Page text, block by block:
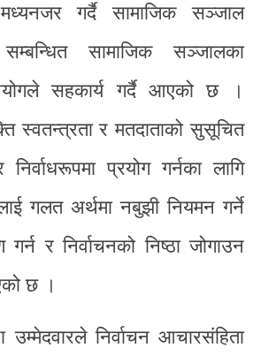
गर्दै सामाजिक सञ्जाल
सामाजिक सञ्जालका
सहकार्य गर्दै आएको छ ।
स्वतन्त्रता र मतदाताको सुसूचित
प्रयोग गर्नका लागि
गलत अर्थमा नबुझी नियमन गर्ने
र निर्वाचनको निष्ठा जोगाउन
छ ।
निर्वाचन आचारसंहिता